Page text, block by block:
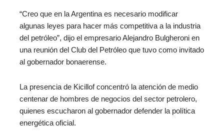
“Creo que en la Argentina es necesario modificar
algunas leyes para hacer más competitiva a la industria
del petróleo”, dijo el empresario Alejandro Bulgheroni en
una reunión del Club del Petróleo que tuvo como invitado
al gobernador bonaerense.
La presencia de Kicillof concentró la atención de medio
centenar de hombres de negocios del sector petrolero,
quienes escucharon al gobernador defender la política
energética oficial.